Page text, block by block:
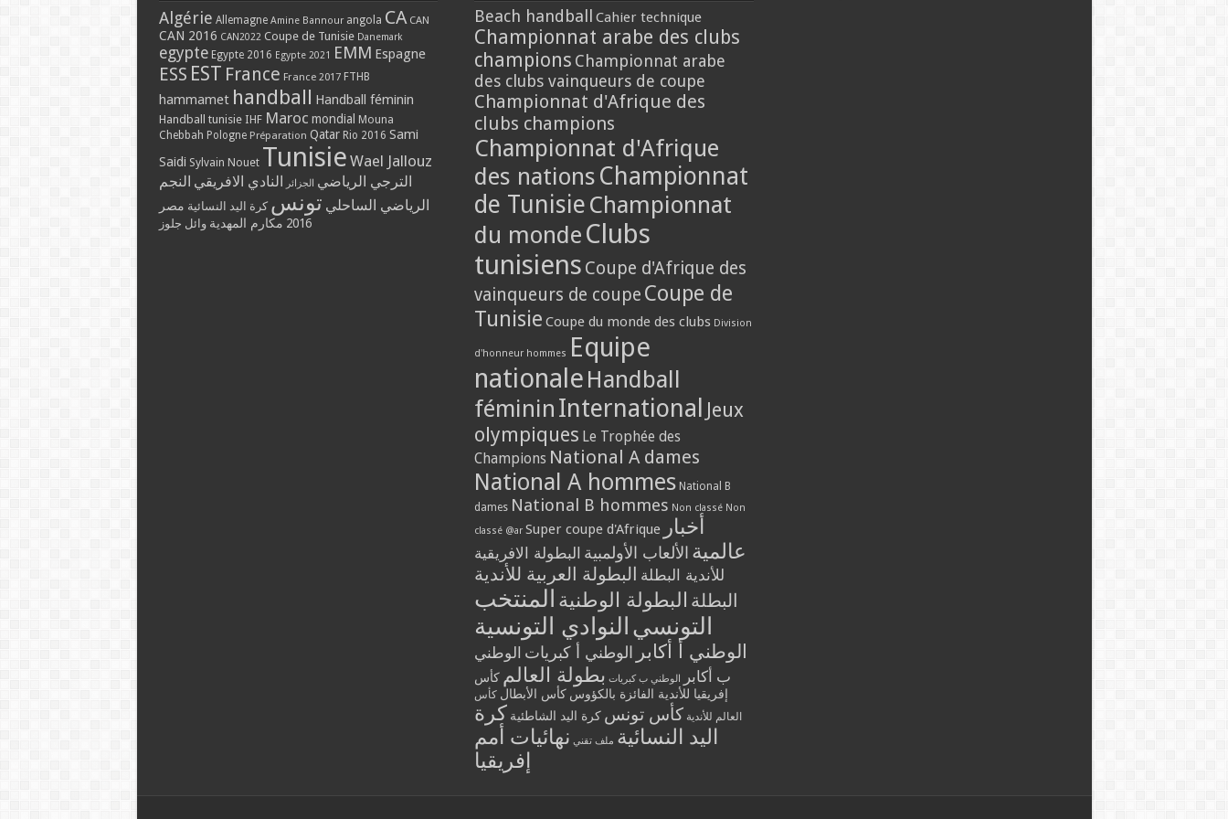
Algérie Allemagne Amine Bannour angola CA CAN
CAN 2016 CAN2022 Coupe de Tunisie Danemark
egypte Egypte 2016 Egypte 2021 EMM Espagne
ESS EST France France 2017 FTHB
hammamet handball Handball féminin
Handball tunisie IHF Maroc mondial Mouna
Chebbah Pologne Préparation Qatar Rio 2016 Sami
Saidi Sylvain Nouet Tunisie Wael Jallouz
الترجي الرياضي الجزائر النادي الافريقي النجم
الرياضي الساحلي تونس كرة اليد النسائية مصر
2016 مكارم المهدية وائل جلوز
Beach handball Cahier technique
Championnat arabe des clubs
champions Championnat arabe
des clubs vainqueurs de coupe
Championnat d'Afrique des
clubs champions
Championnat d'Afrique
des nations Championnat
de Tunisie Championnat
du monde Clubs
tunisiens Coupe d'Afrique des
vainqueurs de coupe Coupe de
Tunisie Coupe du monde des clubs Division
d'honneur hommes Equipe
nationale Handball
féminin International Jeux
olympiques Le Trophée des
Champions National A dames
National A hommes National B
dames National B hommes Non classé Non
classé @ar Super coupe d'Afrique أخبار
عالمية الألعاب الأولمبية البطولة الافريقية
للأندية البطلة البطولة العربية للأندية
البطلة البطولة الوطنية المنتخب
التونسي النوادي التونسية
الوطني أ أكابر الوطني أ كبريات الوطني
ب أكابر
الوطني ب كبريات بطولة العالم كأس
إفريقيا للأندية الفائزة بالكؤوس كأس الأبطال كأس
العالم للأندية كأس تونس كرة اليد الشاطئية كرة
اليد النسائية ملف تقني نهائيات أمم
إفريقيا